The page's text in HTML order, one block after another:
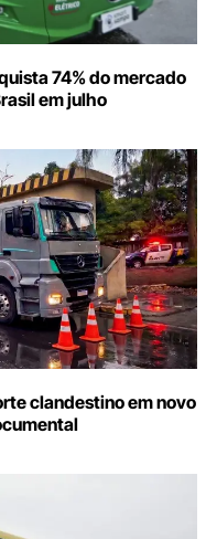
74% do mercado
em julho
clandestino em novo